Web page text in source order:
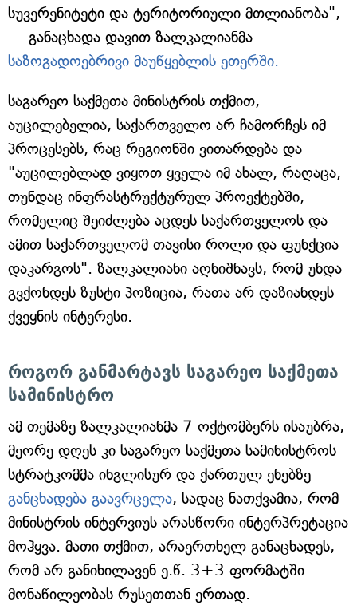
სუვერენიტეტი და ტერიტორიული მთლიანობა",
— განაცხადა დავით ზალკალიანმა
საზოგადოებრივი მაუწყებლის ეთერში.
საგარეო საქმეთა მინისტრის თქმით,
აუცილებელია, საქართველო არ ჩამორჩეს იმ
პროცესებს, რაც რეგიონში ვითარდება და
"აუცილებლად ვიყოთ ყველა იმ ახალ, რაღაცა,
თუნდაც ინფრასტრუქტურულ პროექტებში,
რომელიც შეიძლება აცდეს საქართველოს და
ამით საქართველომ თავისი როლი და ფუნქცია
დაკარგოს". ზალკალიანი აღნიშნავს, რომ უნდა
გვქონდეს ზუსტი პოზიცია, რათა არ დაზიანდეს
ქვეყნის ინტერესი.
როგორ განმარტავს საგარეო საქმეთა
სამინისტრო
ამ თემაზე ზალკალიანმა 7 ოქტომბერს ისაუბრა,
მეორე დღეს კი საგარეო საქმეთა სამინისტროს
სტრატკომმა ინგლისურ და ქართულ ენებზე
განცხადება გაავრცელა, სადაც ნათქვამია, რომ
მინისტრის ინტერვიუს არასწორი ინტერპრეტაცია
მოჰყვა. მათი თქმით, არაერთხელ განაცხადეს,
რომ არ განიხილავენ ე.წ. 3+3 ფორმატში
მონაწილეობას რუსეთთან ერთად.